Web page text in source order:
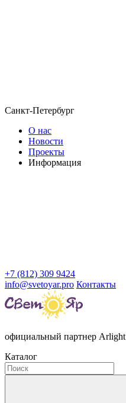
Санкт-Петербург
О нас
Новости
Проекты
Информация
+7 (812) 309 9424
info@svetoyar.pro Контакты
официальный партнер Arlight
Каталог